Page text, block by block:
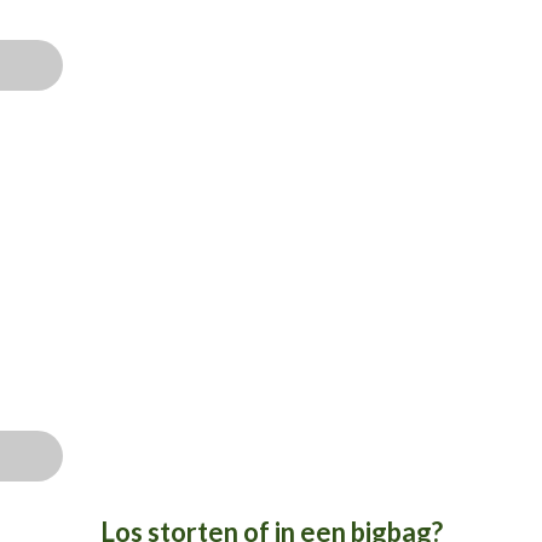
Los storten of in een bigbag?